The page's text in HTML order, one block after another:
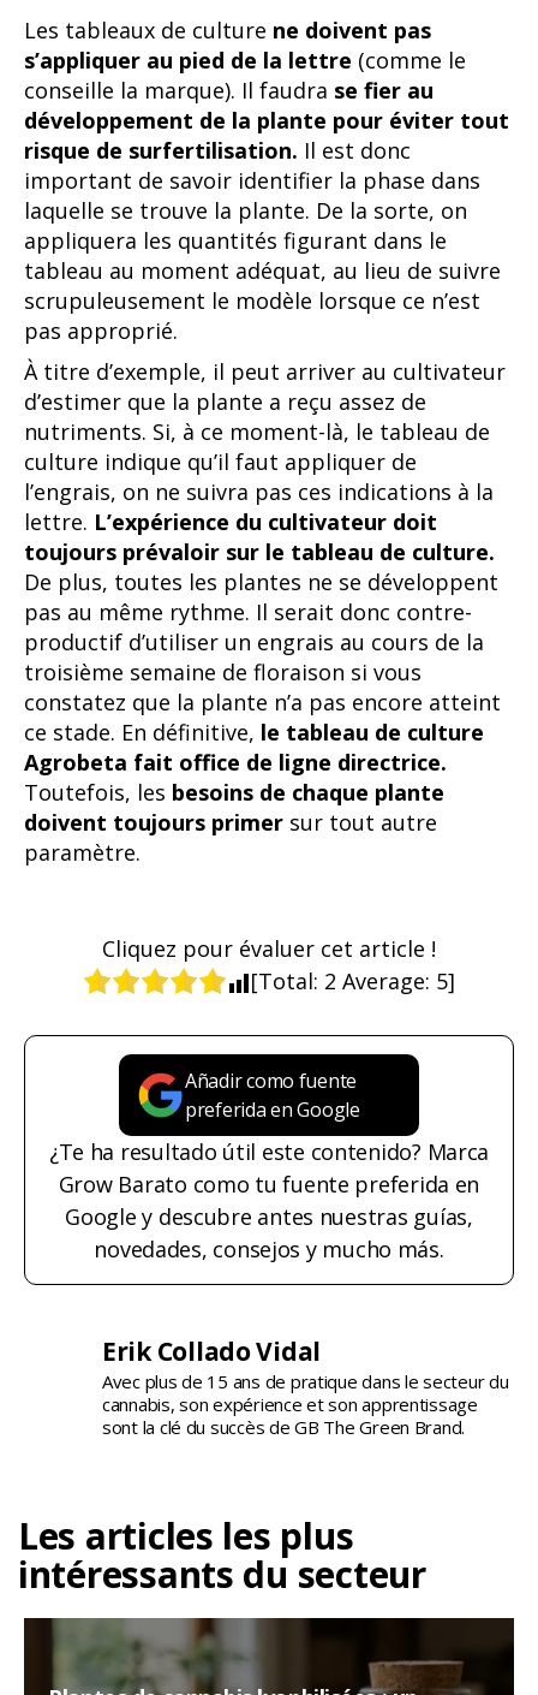
Les tableaux de culture ne doivent pas
s’appliquer au pied de la lettre (comme le
conseille la marque). Il faudra se fier au
développement de la plante pour éviter tout
risque de surfertilisation. Il est donc
important de savoir identifier la phase dans
laquelle se trouve la plante. De la sorte, on
appliquera les quantités figurant dans le
tableau au moment adéquat, au lieu de suivre
scrupuleusement le modèle lorsque ce n’est
pas approprié.
À titre d’exemple, il peut arriver au cultivateur
d’estimer que la plante a reçu assez de
nutriments. Si, à ce moment-là, le tableau de
culture indique qu’il faut appliquer de
l’engrais, on ne suivra pas ces indications à la
lettre. L’expérience du cultivateur doit
toujours prévaloir sur le tableau de culture.
De plus, toutes les plantes ne se développent
pas au même rythme. Il serait donc contre-
productif d’utiliser un engrais au cours de la
troisième semaine de floraison si vous
constatez que la plante n’a pas encore atteint
ce stade. En définitive, le tableau de culture
Agrobeta fait office de ligne directrice.
Toutefois, les besoins de chaque plante
doivent toujours primer sur tout autre
paramètre.
Cliquez pour évaluer cet article !
[Total: 2 Average: 5]
Añadir como fuente
preferida en Google
¿Te ha resultado útil este contenido? Marca
Grow Barato como tu fuente preferida en
Google y descubre antes nuestras guías,
novedades, consejos y mucho más.
Erik Collado Vidal
Avec plus de 15 ans de pratique dans le secteur du
cannabis, son expérience et son apprentissage
sont la clé du succès de GB The Green Brand.
Les articles les plus
intéressants du secteur